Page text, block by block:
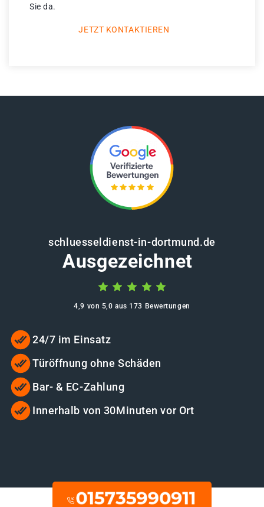
Sie da.
JETZT KONTAKTIEREN
schluesseldienst-in-dortmund.de
Ausgezeichnet
4,9 von 5,0 aus 173 Bewertungen
24/7 im Einsatz
Türöffnung ohne Schäden
Bar- & EC-Zahlung
Innerhalb von 30Minuten vor Ort